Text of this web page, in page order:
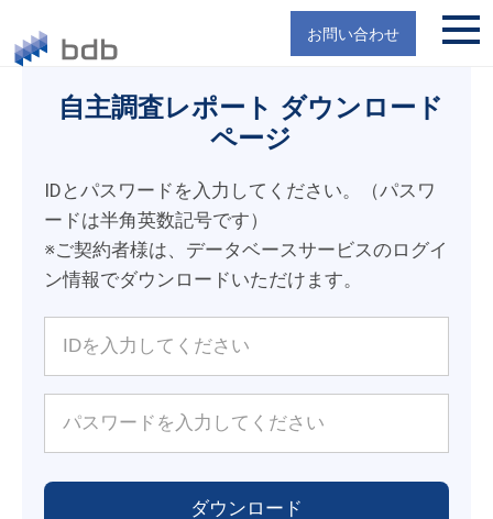
お問い合わせ
自主調査レポート ダウンロード
ページ
IDとパスワードを入力してください。（パスワ
ードは半角英数記号です）
※ご契約者様は、データベースサービスのログイ
ン情報でダウンロードいただけます。